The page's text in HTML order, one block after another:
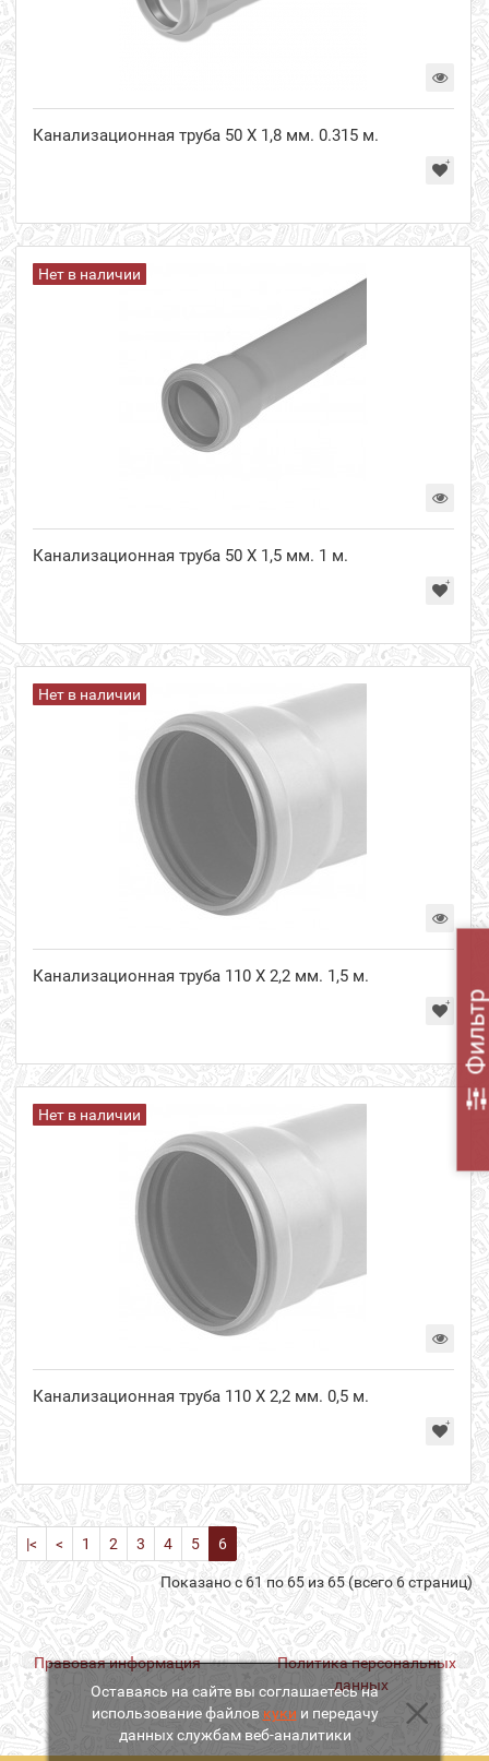
Канализационная труба 50 Х 1,8 мм. 0.315 м.
Нет в наличии
Канализационная труба 50 Х 1,5 мм. 1 м.
Нет в наличии
Канализационная труба 110 Х 2,2 мм. 1,5 м.
Нет в наличии
Канализационная труба 110 Х 2,2 мм. 0,5 м.
|< < 1 2 3 4 5 6
Показано с 61 по 65 из 65 (всего 6 страниц)
Правовая информация
Политика персональных
данных
Оставаясь на сайте вы соглашаетесь на
использование файлов куки и передачу
данных службам веб-аналитики